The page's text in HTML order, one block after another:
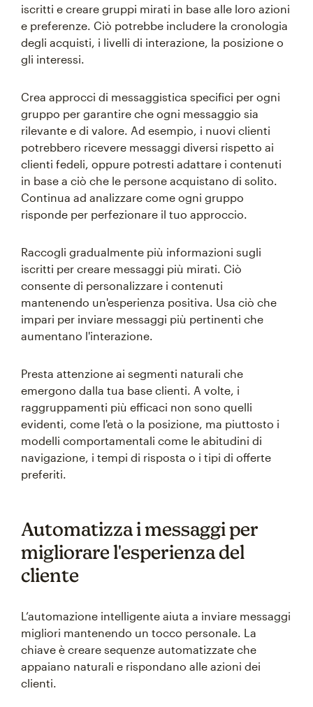
iscritti e creare gruppi mirati in base alle loro azioni
e preferenze. Ciò potrebbe includere la cronologia
degli acquisti, i livelli di interazione, la posizione o
gli interessi.
Crea approcci di messaggistica specifici per ogni
gruppo per garantire che ogni messaggio sia
rilevante e di valore. Ad esempio, i nuovi clienti
potrebbero ricevere messaggi diversi rispetto ai
clienti fedeli, oppure potresti adattare i contenuti
in base a ciò che le persone acquistano di solito.
Continua ad analizzare come ogni gruppo
risponde per perfezionare il tuo approccio.
Raccogli gradualmente più informazioni sugli
iscritti per creare messaggi più mirati. Ciò
consente di personalizzare i contenuti
mantenendo un'esperienza positiva. Usa ciò che
impari per inviare messaggi più pertinenti che
aumentano l'interazione.
Presta attenzione ai segmenti naturali che
emergono dalla tua base clienti. A volte, i
raggruppamenti più efficaci non sono quelli
evidenti, come l'età o la posizione, ma piuttosto i
modelli comportamentali come le abitudini di
navigazione, i tempi di risposta o i tipi di offerte
preferiti.
Automatizza i messaggi per
migliorare l'esperienza del
cliente
L’automazione intelligente aiuta a inviare messaggi
migliori mantenendo un tocco personale. La
chiave è creare sequenze automatizzate che
appaiano naturali e rispondano alle azioni dei
clienti.